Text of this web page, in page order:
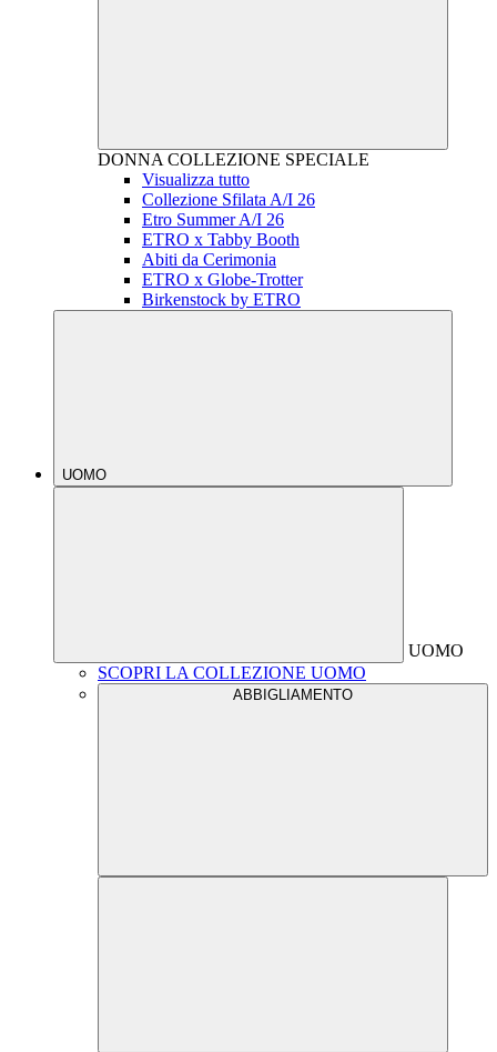
DONNA COLLEZIONE SPECIALE
Visualizza tutto
Collezione Sfilata A/I 26
Etro Summer A/I 26
ETRO x Tabby Booth
Abiti da Cerimonia
ETRO x Globe-Trotter
Birkenstock by ETRO
UOMO
UOMO
SCOPRI LA COLLEZIONE UOMO
ABBIGLIAMENTO